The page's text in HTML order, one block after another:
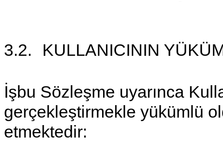
3.2. KULLANICININ
İşbu Sözleşme uyarınca
gerçekleştirmekle yükümlü
etmektedir: